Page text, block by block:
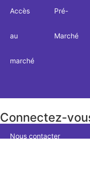
Accès
au
marché
Pré-
Marché
Connectez-
Nous contacter